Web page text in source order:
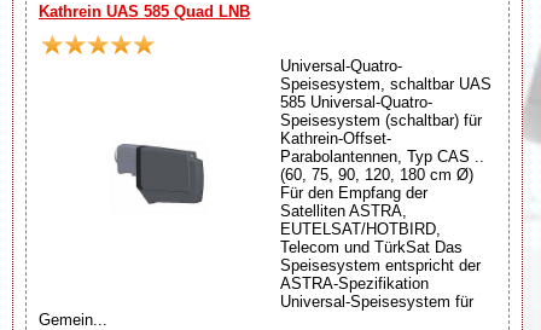
Kathrein UAS 585 Quad LNB
Universal-Quatro-
Speisesystem, schaltbar UAS
585 Universal-Quatro-
Speisesystem (schaltbar) für
Kathrein-Offset-
Parabolantennen, Typ CAS ..
(60, 75, 90, 120, 180 cm Ø)
Für den Empfang der
Satelliten ASTRA,
EUTELSAT/HOTBIRD,
Telecom und TürkSat Das
Speisesystem entspricht der
ASTRA-Spezifikation
Universal-Speisesystem für
Gemein...